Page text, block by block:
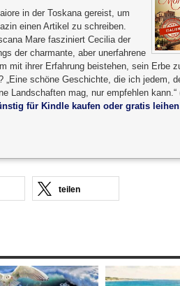
in der Toskana gereist, um
einen Artikel zu schreiben.
Mare fasziniert Cecilia der
der charmante, aber unerfahrene
mit ihrer Erfahrung beistehen, sein Erbe
schöne Geschichte, die ich jedem,
Landschaften mag, nur empfehlen kann.“
für Kindle kaufen oder gratis
teilen